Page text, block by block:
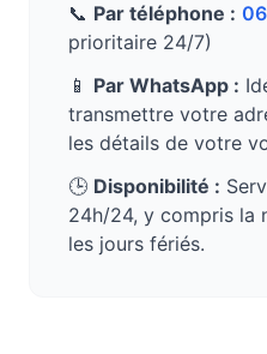
📞 Par téléphone :
prioritaire 24/7)
📱 Par WhatsApp :
transmettre votre
les détails de votre
🕒 Disponibilité :
24h/24, y compris la
les jours fériés.